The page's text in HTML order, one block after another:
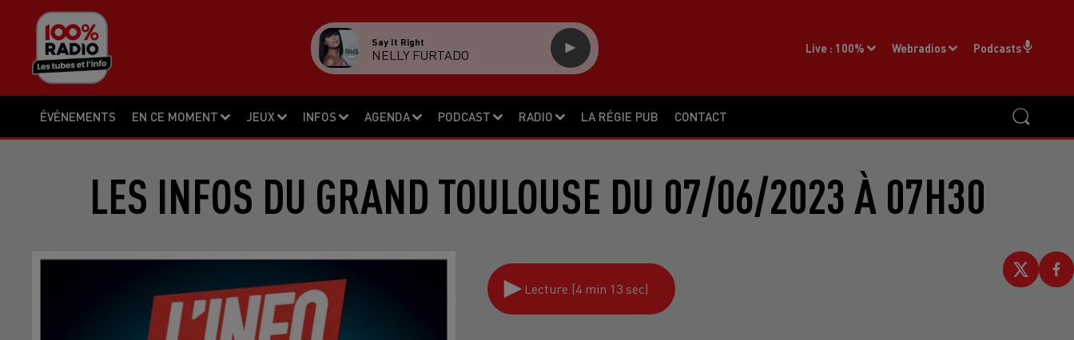
ÉVÉNEMENTS EN CE MOMENT JEUX INFOS AGENDA PODCAST RADIO LA RÉGIE PUB CONTACT
Live : 100% Webradios Podcasts
Say It Right
NELLY FURTADO
LES INFOS DU GRAND TOULOUSE DU 07/06/2023 À 07H30
Lecture (4 min 13 sec)